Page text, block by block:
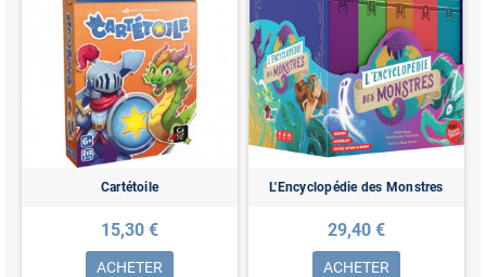
Cartétoile
15,30 €
ACHETER
L'Encyclopédie des Monstres
29,40 €
ACHETER